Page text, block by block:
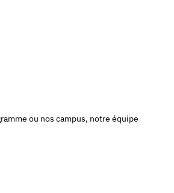
ou nos campus, notre équipe